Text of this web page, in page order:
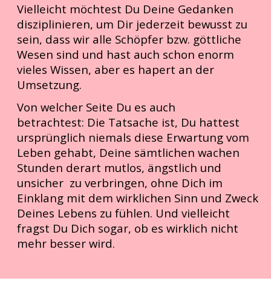
Vielleicht möchtest Du Deine Gedanken
disziplinieren, um Dir jederzeit bewusst zu
sein, dass wir alle Schöpfer bzw. göttliche
Wesen sind und hast auch schon enorm
vieles Wissen, aber es hapert an der
Umsetzung.
Von welcher Seite Du es auch
betrachtest: Die Tatsache ist, Du hattest
ursprünglich niemals diese Erwartung vom
Leben gehabt, Deine sämtlichen wachen
Stunden derart mutlos, ängstlich und
unsicher zu verbringen, ohne Dich im
Einklang mit dem wirklichen Sinn und Zweck
Deines Lebens zu fühlen. Und vielleicht
fragst Du Dich sogar, ob es wirklich nicht
mehr besser wird.